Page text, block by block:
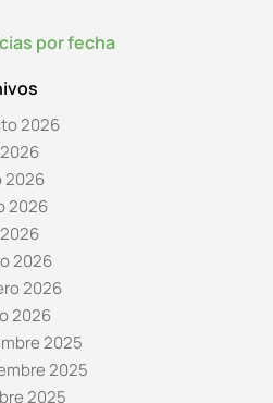
por fecha
2026
2026
2026
2026
2026
2026
2025
2025
2025